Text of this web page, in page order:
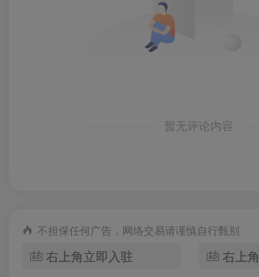
2、“千人千面”的推荐频道
优质资源，全天候为网民开通网络问政
房利用信息定位技术，能够按照问题分
暂无评论内容
不担保任何广告，网络交易请谨慎自行甄别
右上角立即入驻 右上